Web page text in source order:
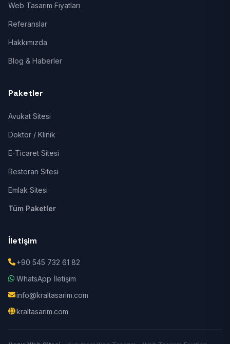
Web Tasarım Fiyatları
Referanslar
Hakkımızda
Blog & Haberler
Paketler
Avukat Sitesi
Doktor / Klinik
E-Ticaret Sitesi
Restoran Sitesi
Emlak Sitesi
Tüm Paketler
İletişim
+90 545 732 61 82
WhatsApp İletişim
info@kraltasarim.com
kraltasarim.com